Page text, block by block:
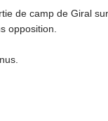
de camp de Giral
opposition.